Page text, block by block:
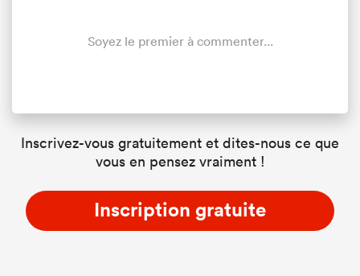
Soyez le premier à commenter...
Inscrivez-vous gratuitement et dites-nous ce que
vous en pensez vraiment !
Inscription gratuite